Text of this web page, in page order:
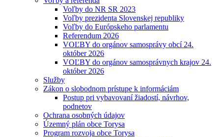
Voľby do NR SR 2023
Voľby prezidenta Slovenskej republiky
Voľby do Európskeho parlamentu
Referendum 2026
VOĽBY do orgánov samosprávy obcí 24.
október 2026
VOĽBY do orgánov samosprávnych krajov 24.
október 2026
Služby
Zákon o slobodnom prístupe k informáciám
Postup pri vybavovaní žiadostí, návrhov,
podnetov
Ochrana osobných údajov
Územný plán obce Torysa
Program rozvoja obce Torysa